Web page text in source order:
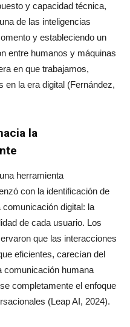
y capacidad técnica,
de las inteligencias
y estableciendo un
entre humanos y máquinas
en que trabajamos,
la era digital (Fernández,
la
herramienta
con la identificación de
digital: la
de cada usuario. Los
que las interacciones
eficientes, carecían del
comunicación humana
completamente el enfoque
(Leap AI, 2024).